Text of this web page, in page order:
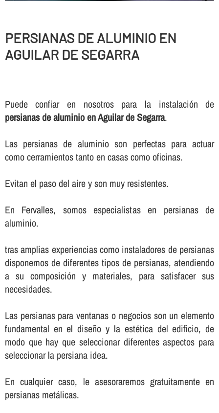
PERSIANAS DE ALUMINIO EN
AGUILAR DE SEGARRA
Puede confiar en nosotros para la instalación de
persianas de aluminio en Aguilar de Segarra.
Las persianas de aluminio son perfectas para actuar
como cerramientos tanto en casas como oficinas.
Evitan el paso del aire y son muy resistentes.
En Fervalles, somos especialistas en persianas de
aluminio.
tras amplias experiencias como instaladores de persianas
disponemos de diferentes tipos de persianas, atendiendo
a su composición y materiales, para satisfacer sus
necesidades.
Las persianas para ventanas o negocios son un elemento
fundamental en el diseño y la estética del edificio, de
modo que hay que seleccionar diferentes aspectos para
seleccionar la persiana idea.
En cualquier caso, le asesoraremos gratuitamente en
persianas metálicas.